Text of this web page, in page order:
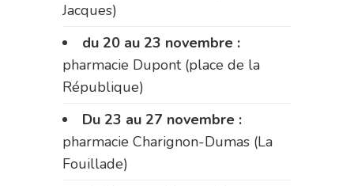
Jacques)
du 20 au 23 novembre :
pharmacie Dupont (place de la
République)
Du 23 au 27 novembre :
pharmacie Charignon-Dumas (La
Fouillade)